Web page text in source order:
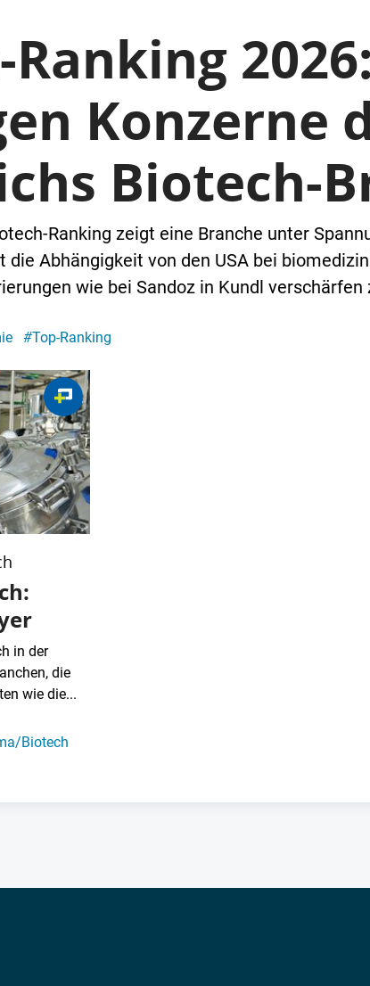
Konzerne
Biotech-
Ranking zeigt eine Branche unter
die Abhängigkeit von den USA bei
wie bei Sandoz in Kundl
#Top-Ranking
in der
die
wie die...
Biotech